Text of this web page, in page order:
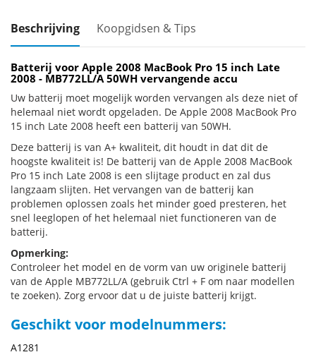
Beschrijving Koopgidsen & Tips
Batterij voor Apple 2008 MacBook Pro 15 inch Late
2008 - MB772LL/A 50WH vervangende accu
Uw batterij moet mogelijk worden vervangen als deze niet of
helemaal niet wordt opgeladen. De Apple 2008 MacBook Pro
15 inch Late 2008 heeft een batterij van 50WH.
Deze batterij is van A+ kwaliteit, dit houdt in dat dit de
hoogste kwaliteit is! De batterij van de Apple 2008 MacBook
Pro 15 inch Late 2008 is een slijtage product en zal dus
langzaam slijten. Het vervangen van de batterij kan
problemen oplossen zoals het minder goed presteren, het
snel leeglopen of het helemaal niet functioneren van de
batterij.
Opmerking:
Controleer het model en de vorm van uw originele batterij
van de Apple MB772LL/A (gebruik Ctrl + F om naar modellen
te zoeken). Zorg ervoor dat u de juiste batterij krijgt.
Geschikt voor modelnummers:
A1281